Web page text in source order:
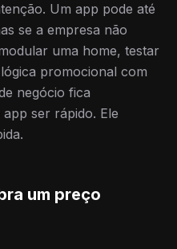
Um app pode até
se a empresa não
uma home, testar
promocional com
negócio fica
ser rápido. Ele
um preço